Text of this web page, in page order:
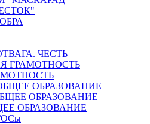
ЧЕСТЬ
ГРАМОТНОСТЬ
ОБРАЗОВАНИЕ
ОБРАЗОВАНИЕ
ОБРАЗОВАНИЕ